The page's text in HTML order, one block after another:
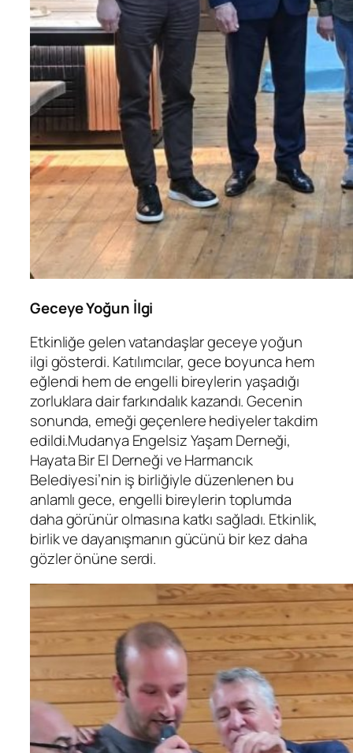
Geceye Yoğun İlgi
Etkinliğe gelen vatandaşlar geceye yoğun
ilgi gösterdi. Katılımcılar, gece boyunca hem
eğlendi hem de engelli bireylerin yaşadığı
zorluklara dair farkındalık kazandı. Gecenin
sonunda, emeği geçenlere hediyeler takdim
edildi.Mudanya Engelsiz Yaşam Derneği,
Hayata Bir El Derneği ve Harmancık
Belediyesi’nin iş birliğiyle düzenlenen bu
anlamlı gece, engelli bireylerin toplumda
daha görünür olmasına katkı sağladı. Etkinlik,
birlik ve dayanışmanın gücünü bir kez daha
gözler önüne serdi.